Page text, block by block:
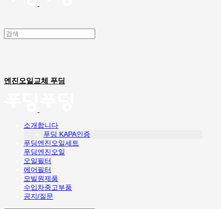
엔진오일교체 푸딩
소개합니다
푸딩 KAPA인증
푸딩엔진오일세트
푸딩엔진오일
오일필터
에어필터
모빌원제품
수입차중고부품
공지/질문